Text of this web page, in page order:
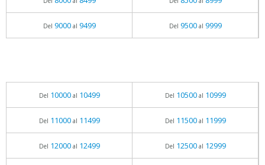
Del 9000al 9499 Del 9500al 9999
Del 10000al 10499 Del 10500al 10999
Del 11000al 11499 Del 11500al 11999
Del 12000al 12499 Del 12500al 12999